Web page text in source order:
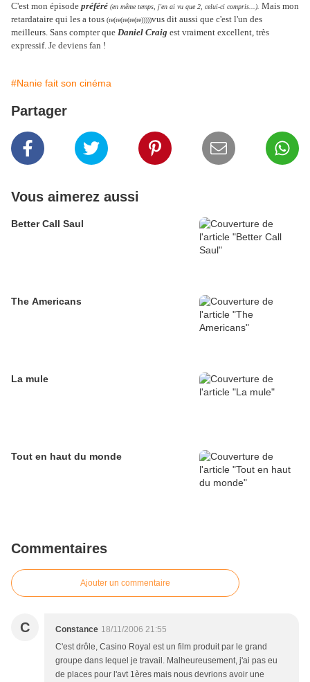
C'est mon épisode préféré (en même temps, j'en ai vu que 2, celui-ci compris...). Mais mon
retardataire qui les a tous (re(re(re(re(re)))))vus dit aussi que c'est l'un des
meilleurs. Sans compter que Daniel Craig est vraiment excellent, très
expressif. Je deviens fan !
#Nanie fait son cinéma
Partager
Vous aimerez aussi
Better Call Saul
The Americans
La mule
Tout en haut du monde
Commentaires
Ajouter un commentaire
C Constance 18/11/2006 21:55
C'est drôle, Casino Royal est un film produit par le grand
groupe dans lequel je travail. Malheureusement, j'ai pas eu
de places pour l'avt 1ères mais nous devrions avoir une